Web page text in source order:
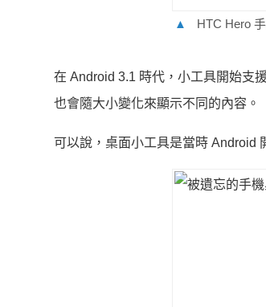
▲ HTC Hero
在 Android 3.1 時代，小工具開始支
也會隨大小變化來顯示不同的內容。
可以說，桌面小工具是當時 Android